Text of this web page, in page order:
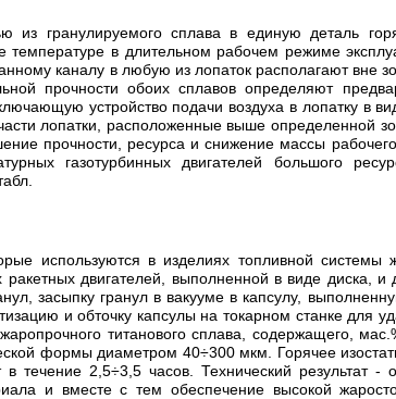
гранулируемого сплава в единую деталь
в длительном рабочем режиме
каналу в любую из лопаток располагают вне
прочности обоих сплавов определяют
устройство подачи воздуха в лопатку в
лопатки, расположенные выше определенной
прочности, ресурса и снижение массы
газотурбинных двигателей большого
используются в изделиях топливной системы
двигателей, выполненной в виде диска, и
засыпку гранул в вакууме в капсулу,
и обточку капсулы на токарном станке для
титанового сплава, содержащего,
формы диаметром 40÷300 мкм. Горячее
2,5÷3,5 часов. Технический результат -
и вместе с тем обеспечение высокой